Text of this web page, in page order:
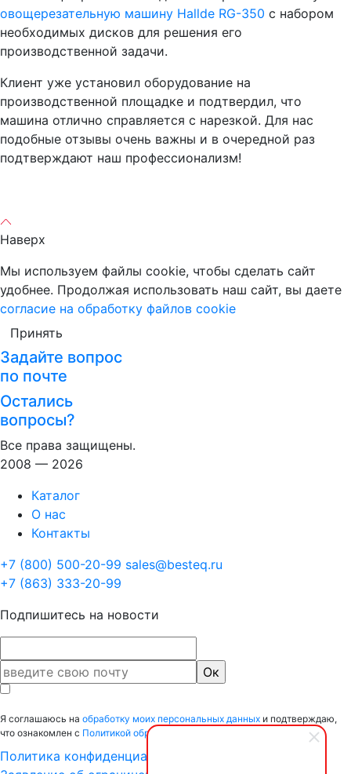
овощерезательную машину Hallde RG-350 с набором
необходимых дисков для решения его
производственной задачи.
Клиент уже установил оборудование на
производственной площадке и подтвердил, что
машина отлично справляется с нарезкой. Для нас
подобные отзывы очень важны и в очередной раз
подтверждают наш профессионализм!
Наверх
Мы используем файлы cookie, чтобы сделать сайт
удобнее. Продолжая использовать наш сайт, вы даете
согласие на обработку файлов cookie
Принять
Задайте вопрос
по почте
Остались
вопросы?
Все права защищены.
2008 — 2026
Каталог
О нас
Контакты
+7 (800) 500-20-99 sales@besteq.ru
+7 (863) 333-20-99
Подпишитесь на новости
Я соглашаюсь на обработку моих персональных данных и подтверждаю,
что ознакомлен с Политикой обработки персональных данных.
Политика конфиденциальности